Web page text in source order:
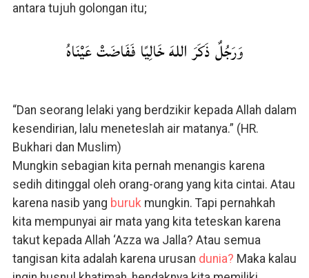
antara tujuh golongan itu;
وَرَجُلٌ ذَكَرَ اللهَ خَالِيًا فَفَاضَتْ عَيْنَاهُ
“Dan seorang lelaki yang berdzikir kepada Allah dalam
kesendirian, lalu meneteslah air matanya.” (HR.
Bukhari dan Muslim)
Mungkin sebagian kita pernah menangis karena
sedih ditinggal oleh orang-orang yang kita cintai. Atau
karena nasib yang buruk mungkin. Tapi pernahkah
kita mempunyai air mata yang kita teteskan karena
takut kepada Allah ‘Azza wa Jalla? Atau semua
tangisan kita adalah karena urusan dunia? Maka kalau